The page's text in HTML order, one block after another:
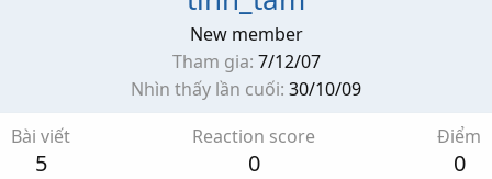
New member
Tham gia 7/12/07
Nhìn thấy lần cuối 30/10/09
Bài viết
5
Reaction score
0
Điểm
0